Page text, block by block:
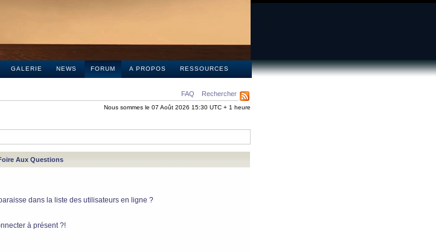
GALERIE NEWS FORUM A PROPOS RESSOURCES
FAQ Rechercher
Nous sommes le 07 Août 2026 15:30 UTC + 1 heure
Aux Questions
dans la liste des utilisateurs en ligne ?
à présent ?!